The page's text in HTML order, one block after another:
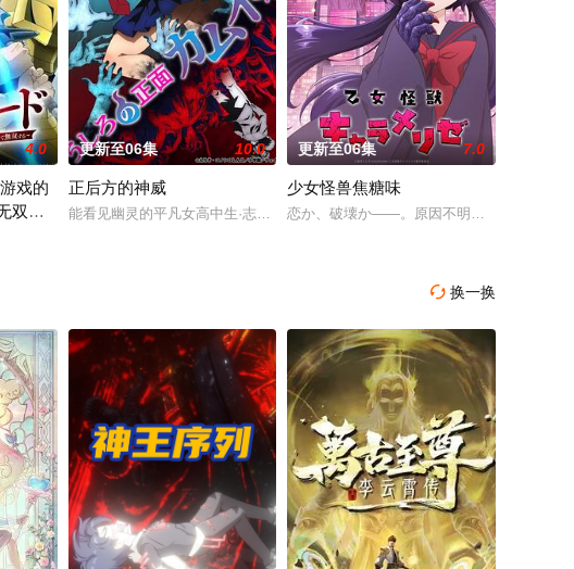
逃往了地球他的名字是“提欧”——一个孤
4.0
戏的
双～
更新至06集 10.0
正后方的神威
能看见幽灵的平凡女高中生·志津香，利用容易吸引幽灵的特殊体质，从旁协助
更新至06集 7.0
少女怪兽焦糖味
恋か、破壊か――。原因不明の病に悩まされ
 换一换